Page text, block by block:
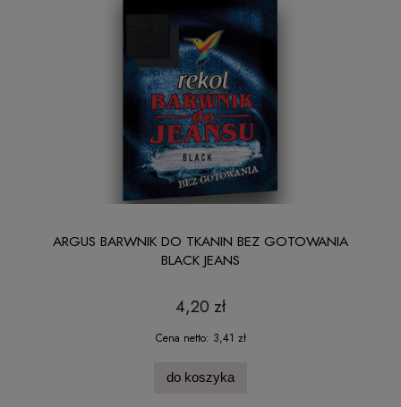
ARGUS BARWNIK DO TKANIN BEZ GOTOWANIA
BLACK JEANS
4,20 zł
Cena netto: 3,41 zł
do koszyka